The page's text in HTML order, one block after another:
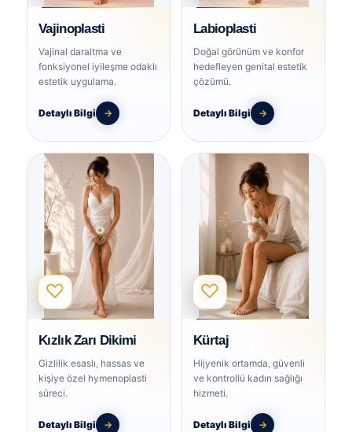
Vajinoplasti
Vajinal daraltma ve
fonksiyonel iyileşme odaklı
estetik uygulama.
Detaylı Bilgi →
Labioplasti
Doğal görünüm ve konfor
hedefleyen genital estetik
çözümü.
Detaylı Bilgi →
♡
Kızlık Zarı Dikimi
Gizlilik esaslı, hassas ve
kişiye özel hymenoplasti
süreci.
Detaylı Bilgi →
♡
Kürtaj
Hijyenik ortamda, güvenli
ve kontrollü kadın sağlığı
hizmeti.
Detaylı Bilgi →